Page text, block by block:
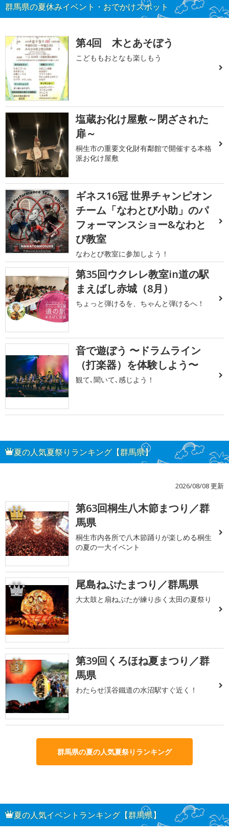
群馬県の夏休みイベント・おでかけスポット
第4回 木とあそぼう
こどももおとなも楽しもう
塩蔵お化け屋敷～閉ざされた
扉～
桐生市の重要文化財有鄰館で開催する本格
派お化け屋敷
ギネス16冠 世界チャンピオン
チーム「なわとび小助」のパ
フォーマンスショー&なわと
び教室
なわとび教室に参加しよう！
第35回ウクレレ教室in道の駅
まえばし赤城（8月）
ちょっと弾けるを、ちゃんと弾けるへ！
音で遊ぼう 〜ドラムライン
（打楽器）を体験しよう〜
観て､聞いて､感じよう！
夏の人気夏祭りランキング【群馬県】
2026/08/08 更新
1
第63回桐生八木節まつり／群
馬県
桐生市内各所で八木節踊りが楽しめる桐生
の夏の一大イベント
2 尾島ねぷたまつり／群馬県
大太鼓と扇ねぷたが練り歩く太田の夏祭り
3
第39回くろほね夏まつり／群
馬県
わたらせ渓谷鐵道の水沼駅すぐ近く！
群馬県の夏の人気夏祭りランキング
夏の人気イベントランキング【群馬県】